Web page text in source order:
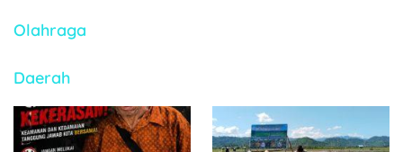
Olahraga
Daerah